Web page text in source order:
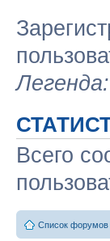
Всего
Список форумов